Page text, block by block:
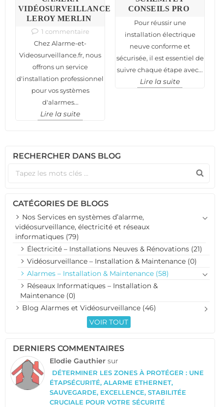
VIDÉOSURVEILLANCE
LEROY MERLIN
1 commentaire
Chez Alarme-et-
Videosurveillance.fr, nous
offrons un service
d'installation professionnel
pour vos systèmes
d'alarmes...
Lire la suite
CONSEILS PRO
Pour réussir une
installation électrique
neuve conforme et
sécurisée, il est essentiel de
suivre chaque étape avec...
Lire la suite
RECHERCHER DANS BLOG
CATÉGORIES DE BLOGS
Nos Services en systèmes d’alarme,
vidéosurveillance, électricité et réseaux
informatiques (79)
Électricité – Installations Neuves & Rénovations (21)
Vidéosurveillance – Installation & Maintenance (0)
Alarmes – Installation & Maintenance (58)
Réseaux Informatiques – Installation &
Maintenance (0)
Blog Alarmes et Vidéosurveillance (46)
VOIR TOUT
DERNIERS COMMENTAIRES
Elodie Gauthier sur
DÉTERMINER LES ZONES À PROTÉGER : UNE
ÉTAPSÉCURITÉ, ALARME ETHERNET,
SAUVEGARDE, EXCELLENCE, STABILITÉE
CRUCIALE POUR VOTRE SÉCURITÉ